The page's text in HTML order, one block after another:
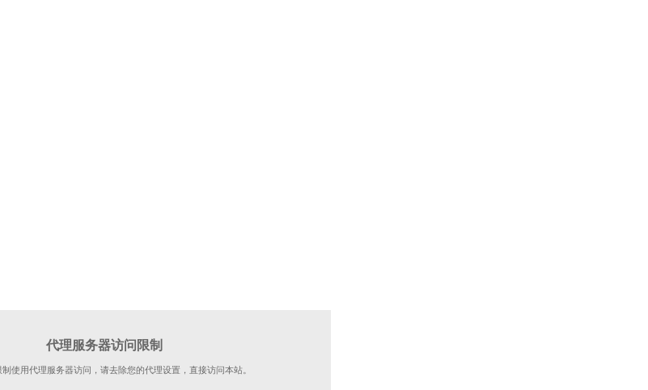
代理服务器访问限制
使用代理服务器访问，请去除您的代理设置，直接访问本站。